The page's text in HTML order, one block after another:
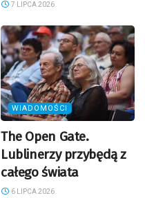
7 LIPCA 2026
WIADOMOŚCI
The Open Gate.
Lublinerzy przybędą z
całego świata
6 LIPCA 2026